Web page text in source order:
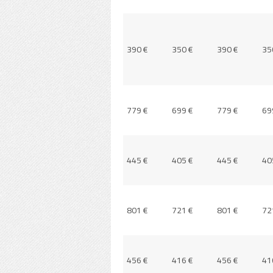
390 €
350 €
390 €
779 €
699 €
779 €
445 €
405 €
445 €
801 €
721 €
801 €
456 €
416 €
456 €